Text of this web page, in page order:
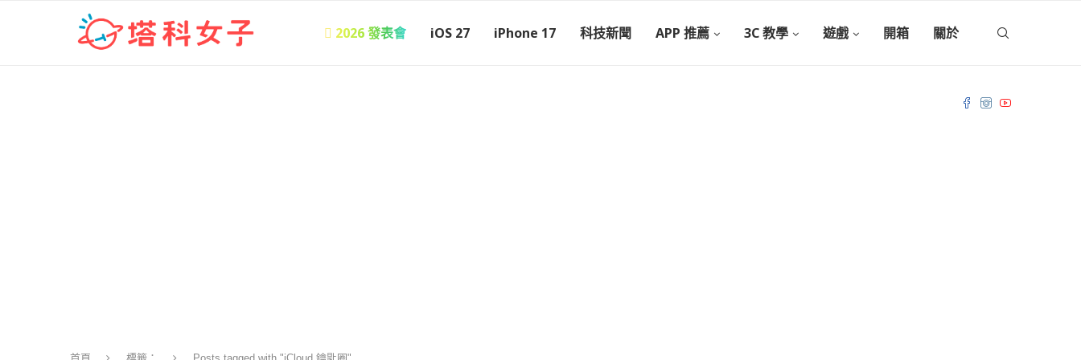
 2026 發表會 iOS 27 iPhone 17 科技新聞 APP 推薦 3C 教學 遊戲 開箱 關於